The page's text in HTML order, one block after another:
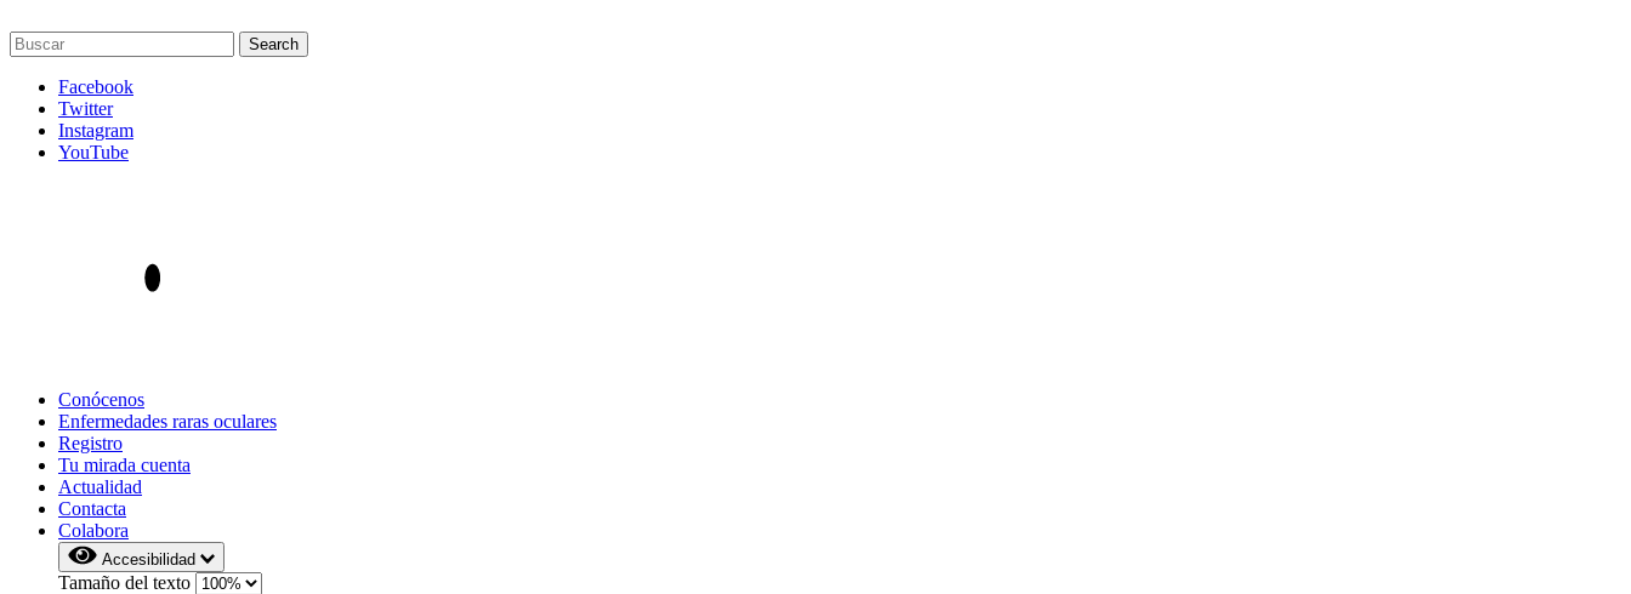
Facebook
Twitter
Instagram
YouTube
Conócenos
Enfermedades raras oculares
Registro
Tu mirada cuenta
Actualidad
Contacta
Colabora
Accesibilidad
Tamaño del texto